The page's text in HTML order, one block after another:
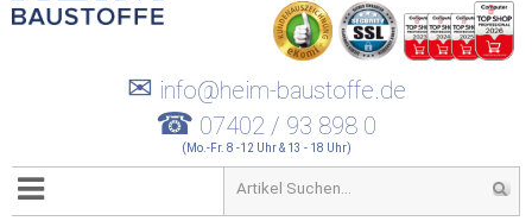
✉ info@heim-baustoffe.de
☎ 07402 / 93 898 0
(Mo.-Fr. 8 -12 Uhr & 13 - 18 Uhr)